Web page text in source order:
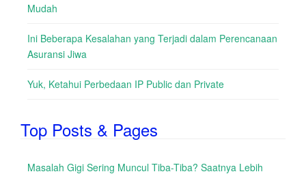
Mudah
Ini Beberapa Kesalahan yang Terjadi dalam Perencanaan
Asuransi Jiwa
Yuk, Ketahui Perbedaan IP Public dan Private
Top Posts & Pages
Masalah Gigi Sering Muncul Tiba-Tiba? Saatnya Lebih